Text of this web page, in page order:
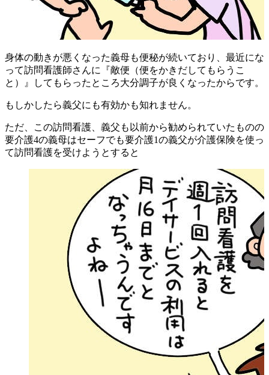
身体の動きが悪くなった義母も便秘が続いており、最近にな
って訪問看護師さんに『敵便（便をかきだしてもらうこ
と）』してもらったところ大分調子が良くなったからです。
もしかしたら義父にも有効かも知れません。
ただ、この訪問看護、義父も以前から勧められていたものの
要介護4の義母はセーフでも要介護1の義父が介護保険を使っ
て訪問看護を受けようとすると